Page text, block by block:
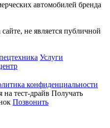
автомобилей бренда
не является публичной
Услуги
конфиденциальности
на тест-драйв Получать
Позвонить